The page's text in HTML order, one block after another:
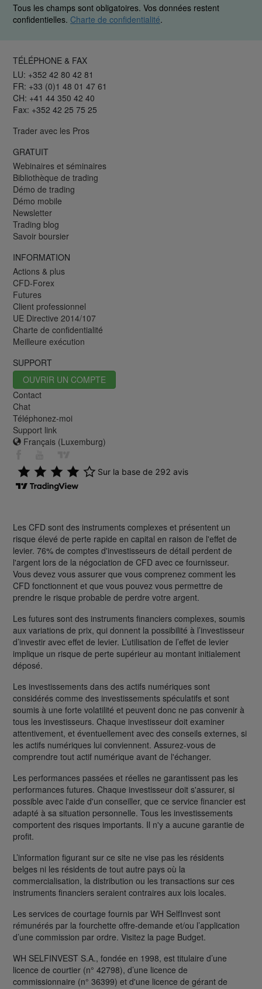
Tous les champs sont obligatoires. Vos données restent
confidentielles. Charte de confidentialité.
TÉLÉPHONE & FAX
LU: +352 42 80 42 81
FR: +33 (0)1 48 01 47 61
CH: +41 44 350 42 40
Fax: +352 42 25 75 25
Trader avec les Pros
GRATUIT
Webinaires et séminaires
Bibliothèque de trading
Démo de trading
Démo mobile
Newsletter
Trading blog
Savoir boursier
INFORMATION
Actions & plus
CFD-Forex
Futures
Client professionnel
UE Directive 2014/107
Charte de confidentialité
Meilleure exécution
SUPPORT
OUVRIR UN COMPTE
Contact
Chat
Téléphonez-moi
Support link
Français (Luxemburg)
Les CFD sont des instruments complexes et présentent un
risque élevé de perte rapide en capital en raison de l'effet de
levier. 76% de comptes d'investisseurs de détail perdent de
l'argent lors de la négociation de CFD avec ce fournisseur.
Vous devez vous assurer que vous comprenez comment les
CFD fonctionnent et que vous pouvez vous permettre de
prendre le risque probable de perdre votre argent.
Les futures sont des instruments financiers complexes, soumis
aux variations de prix, qui donnent la possibilité à l’investisseur
d’investir avec effet de levier. L’utilisation de l’effet de levier
implique un risque de perte supérieur au montant initialement
déposé.
Les investissements dans des actifs numériques sont
considérés comme des investissements spéculatifs et sont
soumis à une forte volatilité et peuvent donc ne pas convenir à
tous les investisseurs. Chaque investisseur doit examiner
attentivement, et éventuellement avec des conseils externes, si
les actifs numériques lui conviennent. Assurez-vous de
comprendre tout actif numérique avant de l'échanger.
Les performances passées et réelles ne garantissent pas les
performances futures. Chaque investisseur doit s'assurer, si
possible avec l'aide d'un conseiller, que ce service financier est
adapté à sa situation personnelle. Tous les investissements
comportent des risques importants. Il n'y a aucune garantie de
profit.
L’information figurant sur ce site ne vise pas les résidents
belges ni les résidents de tout autre pays où la
commercialisation, la distribution ou les transactions sur ces
instruments financiers seraient contraires aux lois locales.
Les services de courtage fournis par WH SelfInvest sont
rémunérés par la fourchette offre-demande et/ou l’application
d’une commission par ordre. Visitez la page Budget.
WH SELFINVEST S.A., fondée en 1998, est titulaire d’une
licence de courtier (n° 42798), d’une licence de
commissionnaire (n° 36399) et d'une licence de gérant de